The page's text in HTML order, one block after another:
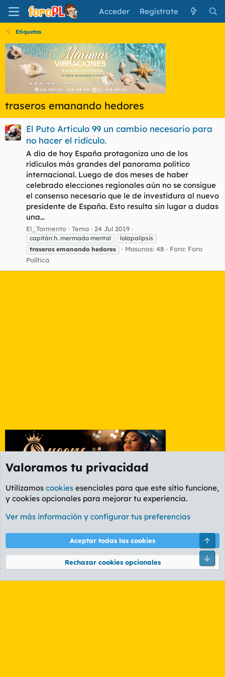
Acceder Regístrate
Etiquetas
traseros emanando hedores
El Puto Articulo 99 un cambio necesario para
no hacer el ridículo.
A día de hoy España protagoniza uno de los
ridículos más grandes del panorama político
internacional. Luego de dos meses de haber
celebrado elecciones regionales aún no se consigue
el consenso necesario que le de investidura al nuevo
presidente de España. Esto resulta sin lugar a dudas
una...
El_Tormento Tema 24 Jul 2019
capitán h. mermado mental
lolapalipsis
traseros emanando hedores Masunos: 48 Foro: Foro
Política
Etiquetas
Cookies
PL OLDSTYLE AMARILLO
Términos y reglas Política de privacidad Ayuda
Community platform by XenForo® © 2010-2026 XenForo Ltd.
Valoramos tu privacidad
Utilizamos cookies esenciales para que este sitio funcione,
y cookies opcionales para mejorar tu experiencia.
Ver más información y configurar tus preferencias
Aceptar todas las cookies
Rechazar cookies opcionales
Pie